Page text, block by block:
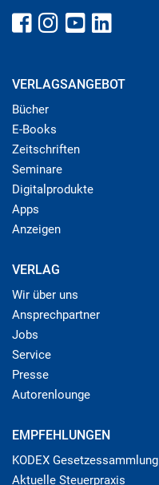
VERLAGSANGEBOT
Bücher
E-Books
Zeitschriften
Seminare
Digitalprodukte
Apps
Anzeigen
VERLAG
Wir über uns
Ansprechpartner
Jobs
Service
Presse
Autorenlounge
EMPFEHLUNGEN
KODEX Gesetzessammlung
Aktuelle Steuerpraxis